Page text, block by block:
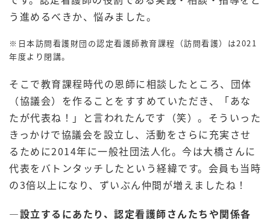
う進めるべきか、悩みました。
※日本訪問看護財団の認定看護師教育課程（訪問看護）は2021
年度より閉講。
そこで教育課程時代の恩師に相談したところ、団体
（協議会）を作ることをすすめていただき、「あな
たが代表ね！」と言われたんです（笑）。そういった
きっかけで協議会を設立し、活動をさらに充実させ
るために2014年に一般社団法人化。今は大橋さんに
代表をバトンタッチしたという経緯です。会員も当時
の3倍以上になり、ずいぶん仲間が増えましたね！
―設立するにあたり、認定看護師さんたちや関係各